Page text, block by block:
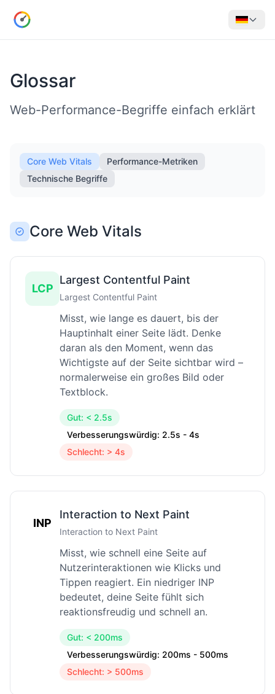
Glossar
Web-Performance-Begriffe einfach erklärt
Core Web Vitals
Performance-Metriken
Technische Begriffe
Core Web Vitals
LCP
Largest Contentful Paint
Largest Contentful Paint
Misst, wie lange es dauert, bis der
Hauptinhalt einer Seite lädt. Denke
daran als den Moment, wenn das
Wichtigste auf der Seite sichtbar wird –
normalerweise ein großes Bild oder
Textblock.
Gut: < 2.5s
Verbesserungswürdig: 2.5s - 4s
Schlecht: > 4s
INP
Interaction to Next Paint
Interaction to Next Paint
Misst, wie schnell eine Seite auf
Nutzerinteraktionen wie Klicks und
Tippen reagiert. Ein niedriger INP
bedeutet, deine Seite fühlt sich
reaktionsfreudig und schnell an.
Gut: < 200ms
Verbesserungswürdig: 200ms - 500ms
Schlecht: > 500ms